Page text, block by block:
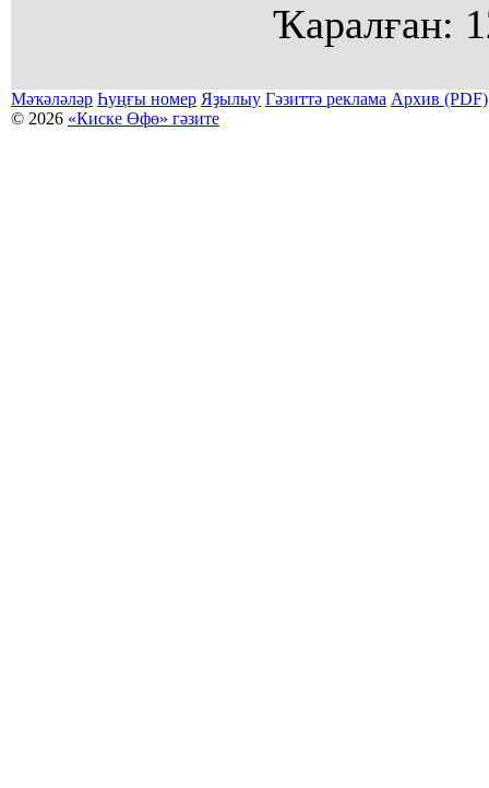
Ҡаралған:
Мәҡәләләр Һуңғы номер Яҙылыу Гәзиттә реклама Архив (PDF)
© 2026 «Киске Өфө» гәзите